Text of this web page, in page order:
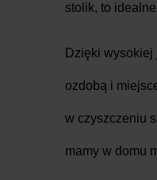
stolik, to
Dzięki wysokiej
ozdobą i
w czyszczeniu
mamy w domu